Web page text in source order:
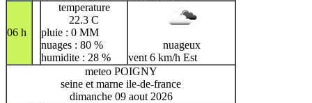
06 h
temperature
22.3 C
pluie : 0 MM
nuages : 80 %
humidite : 28 %
nuageux
vent 6 km/h Est
meteo POIGNY
seine et marne ile-de-france
dimanche 09 aout 2026